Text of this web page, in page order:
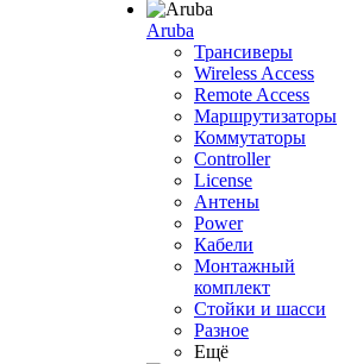
Aruba
Трансиверы
Wireless Access
Remote Access
Маршрутизаторы
Коммутаторы
Controller
License
Антены
Power
Кабели
Монтажный
комплект
Стойки и шасси
Разное
Ещё